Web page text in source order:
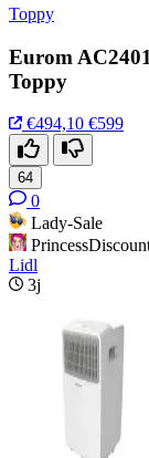
Toppy
Eurom
Toppy
€494,10 €599
64
0
Lady-Sale
Lidl
3j